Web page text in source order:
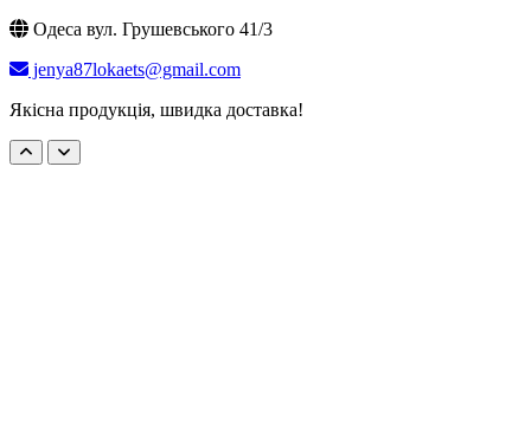
Одеса вул. Грушевського 41/3
jenya87lokaets@gmail.com
Якісна продукція, швидка доставка!